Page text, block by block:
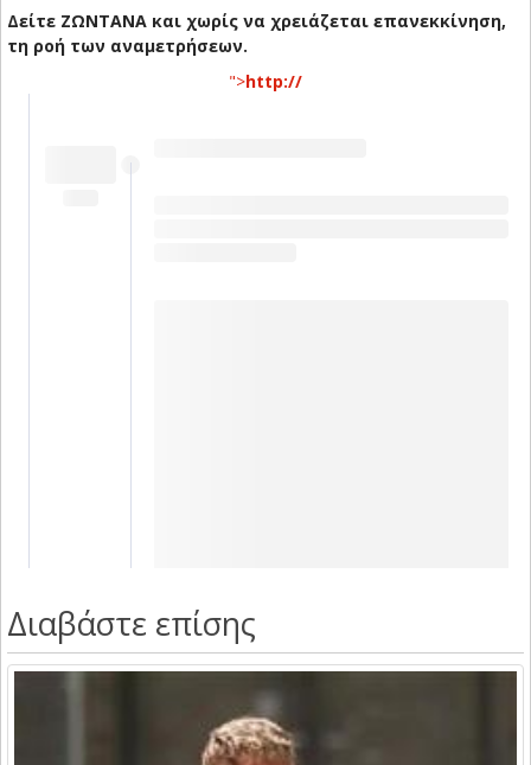
Δείτε ΖΩΝΤΑΝΑ και χωρίς να χρειάζεται επανεκκίνηση,
τη ροή των αναμετρήσεων.
">http://
Διαβάστε επίσης